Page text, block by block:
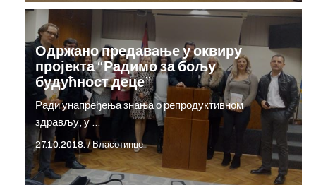
Одржано предавање у оквиру
пројекта “Радимо за бољу
будућност деце”
Ради унапређења знања о репродуктивном
здрављу, у …
27.10.2018./Власотинце